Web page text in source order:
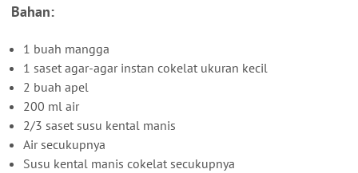
Bahan:
1 buah mangga
1 saset agar-agar instan cokelat ukuran kecil
2 buah apel
200 ml air
2/3 saset susu kental manis
Air secukupnya
Susu kental manis cokelat secukupnya